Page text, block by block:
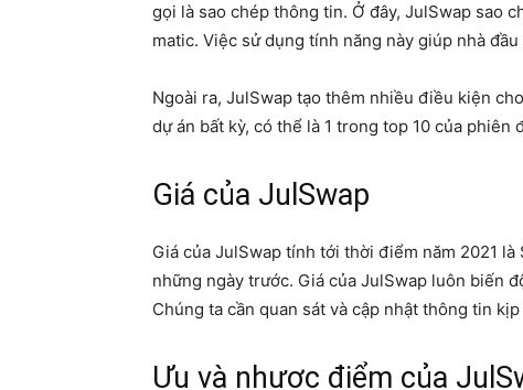
gọi là sao chép thông tin. Ở đây, JulSwap sao
matic. Việc sử dụng tính năng này giúp nhà
Ngoài ra, JulSwap tạo thêm nhiều điều kiện
dự án bất kỳ, có thể là 1 trong top 10 của phiên
Giá của JulSwap
Giá của JulSwap tính tới thời điểm năm 2021
những ngày trước. Giá của JulSwap luôn biến
Chúng ta cần quan sát và cập nhật thông tin
Ưu và nhược điểm của